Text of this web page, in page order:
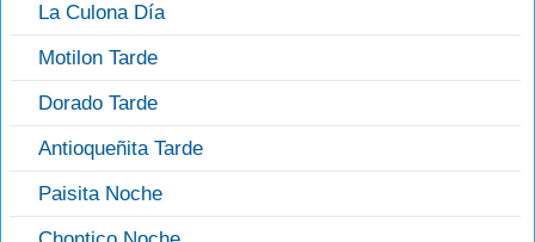
La Culona Día
Motilon Tarde
Dorado Tarde
Antioqueñita Tarde
Paisita Noche